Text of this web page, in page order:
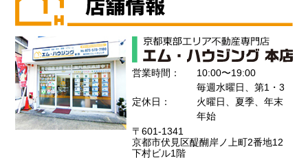
営業時間： 10:00〜19:00
定休日：
毎週水曜日、第1・3
火曜日、夏季、年末
年始
〒601-1341
京都市伏見区醍醐岸ノ上町2番地12
下村ビル1階